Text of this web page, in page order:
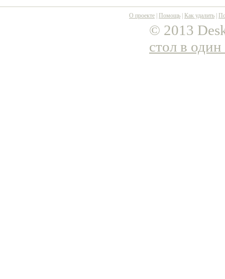
О проекте Помощь Как удалить
© 2013
стол в